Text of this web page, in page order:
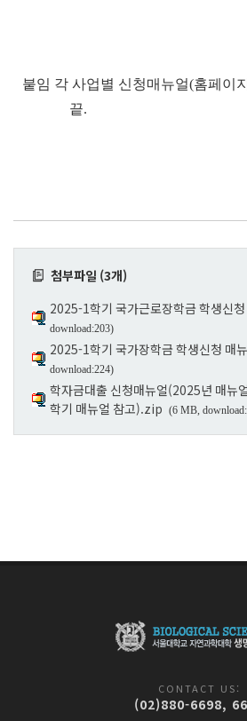
붙임 각 사업별 신청매뉴얼(홈페이
끝.
첨부파일 (3개)
2025-1학기 국가근로장학금 학생신
download:203)
2025-1학기 국가장학금 학생신청 매
download:224)
학자금대출 신청매뉴얼(2025년 매뉴
학기 매뉴얼 참고).zip (6 MB,
CONTACT US:
(02)880-6698,